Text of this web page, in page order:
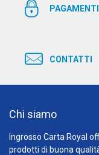
CONTATTI
Chi siamo
Ingrosso Carta Royal
prodotti di buona